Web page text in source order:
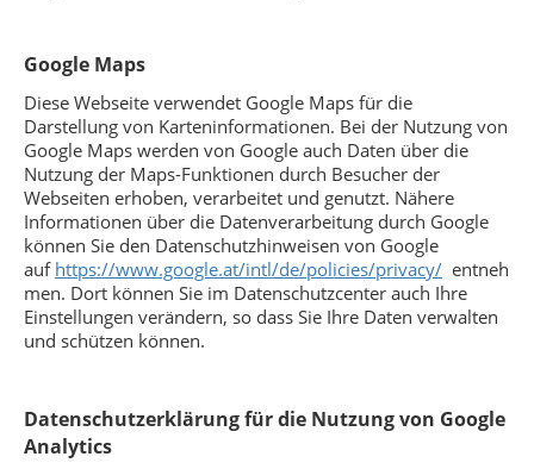
Google Maps
Diese Webseite verwendet Google Maps für die
Darstellung von Karteninformationen. Bei der Nutzung von
Google Maps werden von Google auch Daten über die
Nutzung der Maps-Funktionen durch Besucher der
Webseiten erhoben, verarbeitet und genutzt. Nähere
Informationen über die Datenverarbeitung durch Google
können Sie den Datenschutzhinweisen von Google
auf https://www.google.at/intl/de/policies/privacy/ entneh
men. Dort können Sie im Datenschutzcenter auch Ihre
Einstellungen verändern, so dass Sie Ihre Daten verwalten
und schützen können.
Datenschutzerklärung für die Nutzung von Google
Analytics